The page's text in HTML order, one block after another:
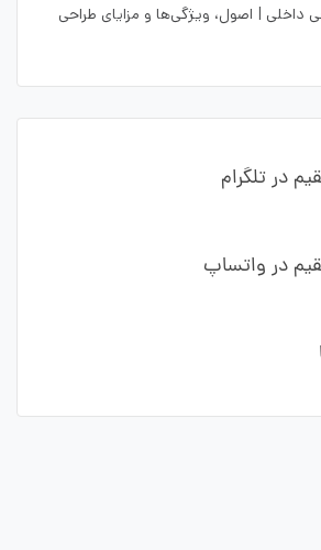
داخلی | اصول، ویژگی‌ها و مزایای طراحی
در تلگرام
در واتساپ